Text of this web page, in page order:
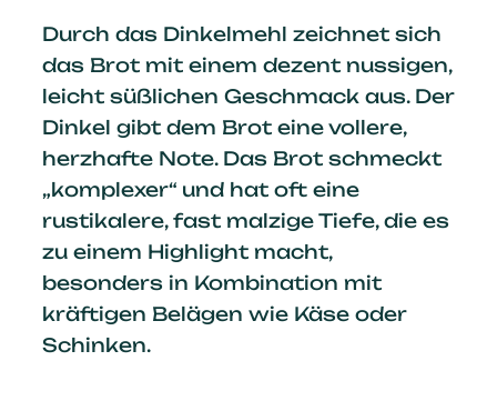
Durch das Dinkelmehl zeichnet sich
das Brot mit einem dezent nussigen,
leicht süßlichen Geschmack aus. Der
Dinkel gibt dem Brot eine vollere,
herzhafte Note. Das Brot schmeckt
„komplexer“ und hat oft eine
rustikalere, fast malzige Tiefe, die es
zu einem Highlight macht,
besonders in Kombination mit
kräftigen Belägen wie Käse oder
Schinken.